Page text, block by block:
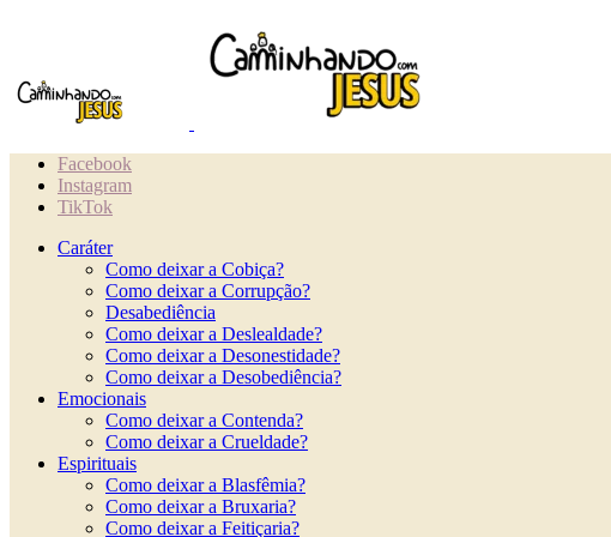
Facebook
Instagram
TikTok
Caráter
Como deixar a Cobiça?
Como deixar a Corrupção?
Desabediência
Como deixar a Deslealdade?
Como deixar a Desonestidade?
Como deixar a Desobediência?
Emocionais
Como deixar a Contenda?
Como deixar a Crueldade?
Espirituais
Como deixar a Blasfêmia?
Como deixar a Bruxaria?
Como deixar a Feitiçaria?